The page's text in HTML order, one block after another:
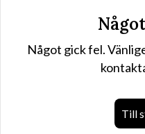
Något gick fel.
Till